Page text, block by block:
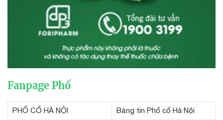
Fanpage Phố
PHỐ CỔ HÀ NỘI Bảng tin Phố cổ Hà Nội